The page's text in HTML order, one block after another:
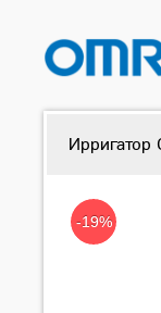
Ирригатор
-19%